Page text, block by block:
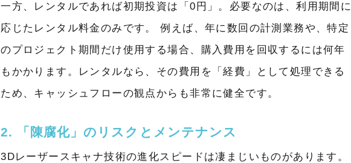
一方、レンタルであれば初期投資は「0円」。必要なのは、利用期間に
応じたレンタル料金のみです。 例えば、年に数回の計測業務や、特定
のプロジェクト期間だけ使用する場合、購入費用を回収するには何年
もかかります。レンタルなら、その費用を
「経費」として処理できる
ため、キャッシュフローの観点からも非常に健全です。
2. 「陳腐化」のリスクとメンテナンス
3Dレーザースキャナ技術の進化スピードは凄まじいものがあります。